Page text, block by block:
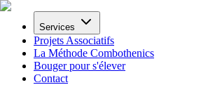
Services
Projets Associatifs
La Méthode Combothenics
Bouger pour s'élever
Contact